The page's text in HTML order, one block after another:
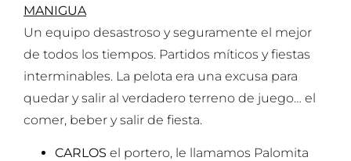
MANIGUA
Un equipo desastroso y seguramente el mejor
de todos los tiempos. Partidos míticos y fiestas
interminables. La pelota era una excusa para
quedar y salir al verdadero terreno de juego… el
comer, beber y salir de fiesta.
CARLOS el portero, le llamamos Palomita